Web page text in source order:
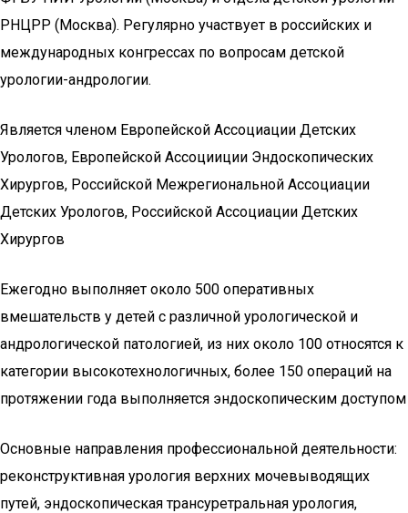
РНЦРР (Москва). Регулярно участвует в российских и
международных конгрессах по вопросам детской
урологии-андрологии.
Является членом Европейской Ассоциации Детских
Урологов, Европейской Ассоцииции Эндоскопических
Хирургов, Российской Межрегиональной Ассоциации
Детских Урологов, Российской Ассоциации Детских
Хирургов
Ежегодно выполняет около 500 оперативных
вмешательств у детей с различной урологической и
андрологической патологией, из них около 100 относятся к
категории высокотехнологичных, более 150 операций на
протяжении года выполняется эндоскопическим доступом
Основные направления профессиональной деятельности:
реконструктивная урология верхних мочевыводящих
путей, эндоскопическая трансуретральная урология,